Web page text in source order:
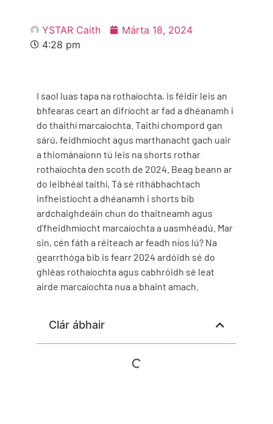
YSTAR Caith
Márta 18, 2024
4:28 pm
I saol luas tapa na rothaíochta, is féidir leis an
bhfearas ceart an difríocht ar fad a dhéanamh i
do thaithí marcaíochta. Taithí chompord gan
sárú, feidhmíocht agus marthanacht gach uair
a thiománaíonn tú leis na shorts rothar
rothaíochta den scoth de 2024. Beag beann ar
do leibhéal taithí, Tá sé ríthábhachtach
infheistíocht a dhéanamh i shorts bib
ardchaighdeáin chun do thaitneamh agus
d'fheidhmíocht marcaíochta a uasmhéadú. Mar
sin, cén fáth a réiteach ar feadh níos lú? Na
gearrthóga bib is fearr 2024 ardóidh sé do
ghléas rothaíochta agus cabhróidh sé leat
airde marcaíochta nua a bhaint amach.
Clár ábhair